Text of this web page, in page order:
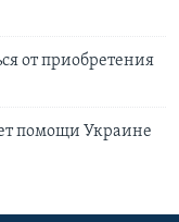
от приобретения
помощи Украине